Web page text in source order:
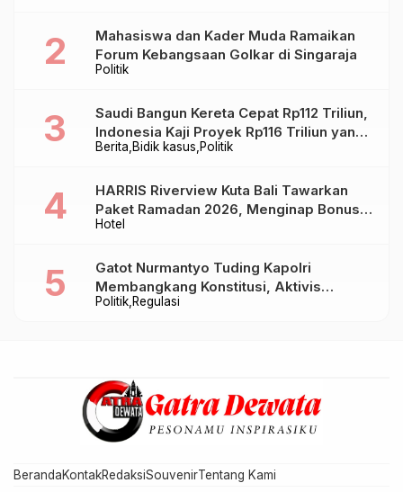
Politik
Mahasiswa dan Kader Muda Ramaikan
Forum Kebangsaan Golkar di Singaraja
Berita Bidik kasus Politik
Saudi Bangun Kereta Cepat Rp112 Triliun,
Indonesia Kaji Proyek Rp116 Triliun yang
Baru Sampai Bandung
Hotel
HARRIS Riverview Kuta Bali Tawarkan
Paket Ramadan 2026, Menginap Bonus
Takjil hingga Bukber Mulai Rp88.888
Politik Regulasi
Gatot Nurmantyo Tuding Kapolri
Membangkang Konstitusi, Aktivis
Tegaskan Polri Tak Punya Sejarah
BerandaKontakRedaksiSouvenirTentang Kami